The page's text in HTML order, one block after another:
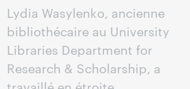
Lydia Wasylenko, ancienne
bibliothécaire au University
Libraries Department for
Research & Scholarship, a